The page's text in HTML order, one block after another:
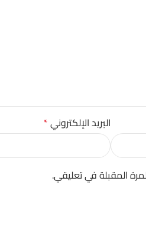
البريد الإلكتروني*
المقبلة في تعليقي.